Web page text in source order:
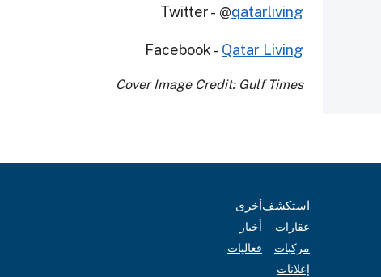
Twitter - @qatarliving
Facebook - Qatar Living
Cover Image Credit: Gulf Times
استكشف
عقارات
مركبات
إعلانات
أخرى
أخبار
فعاليات